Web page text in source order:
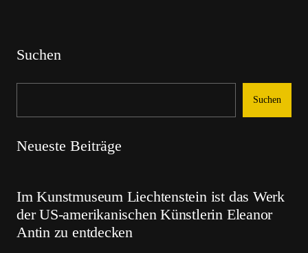
Suchen
Suchen
Neueste Beiträge
Im Kunstmuseum Liechtenstein ist das Werk
der US-amerikanischen Künstlerin Eleanor
Antin zu entdecken